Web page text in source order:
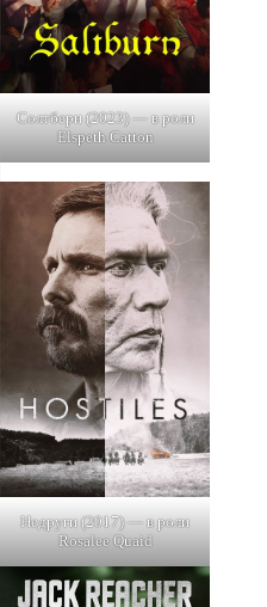
Солтберн (2023) — в роли
Elspeth Catton
Недруги (2017) — в роли
Rosalee Quaid